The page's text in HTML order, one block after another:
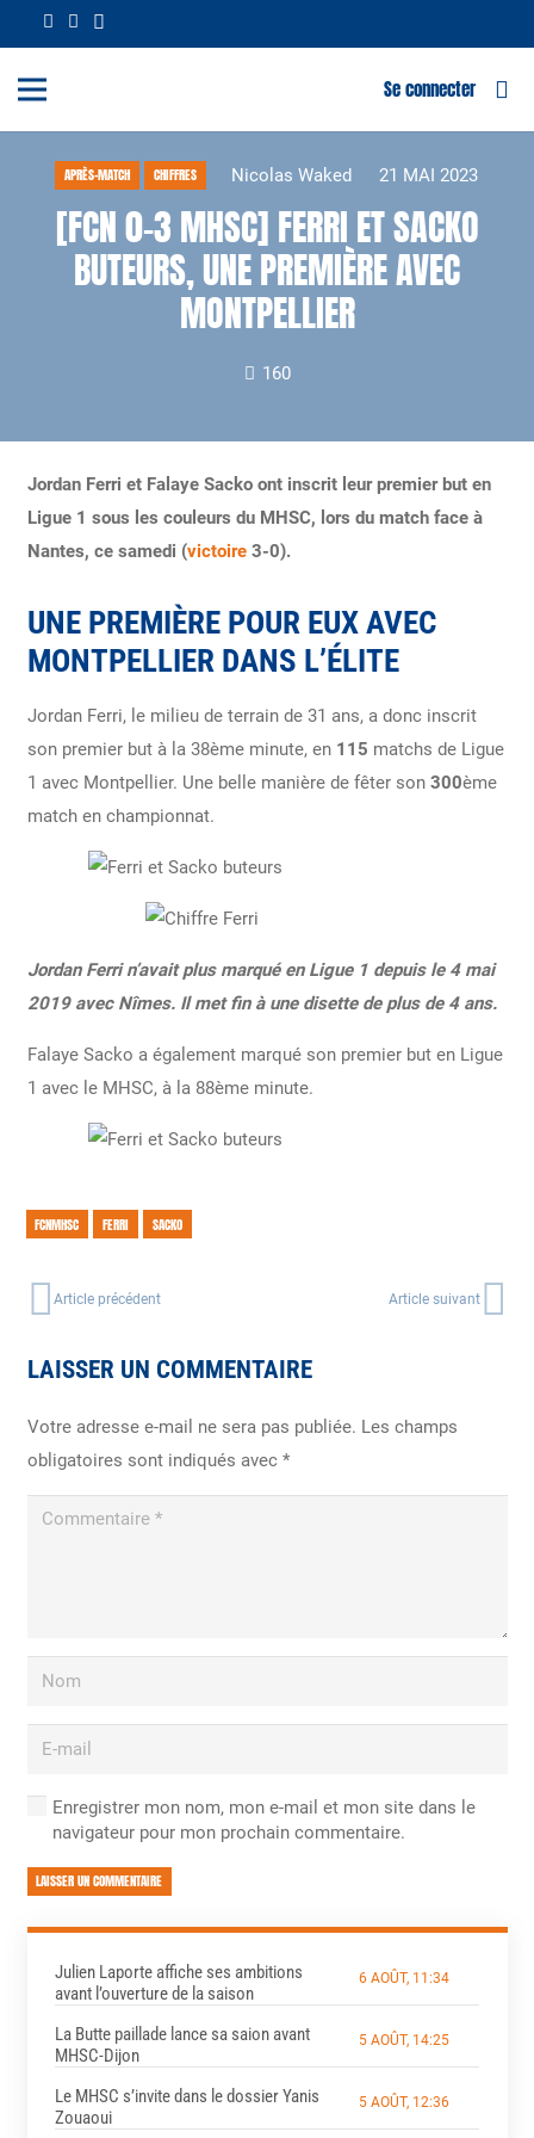
Se connecter
APRÈS-MATCH CHIFFRES Nicolas Waked 21 MAI 2023
[FCN 0-3 MHSC] FERRI ET SACKO
BUTEURS, UNE PREMIÈRE AVEC
MONTPELLIER
160
Jordan Ferri et Falaye Sacko ont inscrit leur premier but en
Ligue 1 sous les couleurs du MHSC, lors du match face à
Nantes, ce samedi (victoire3-0).
UNE PREMIÈRE POUR EUX AVEC
MONTPELLIER DANS L’ÉLITE
Jordan Ferri, le milieu de terrain de 31 ans, a donc inscrit
son premier but à la 38ème minute, en 115 matchs de Ligue
1 avec Montpellier. Une belle manière de fêter son 300ème
match en championnat.
Jordan Ferri n’avait plus marqué en Ligue 1 depuis le 4 mai
2019 avec Nîmes. Il met fin à une disette de plus de 4 ans.
Falaye Sacko a également marqué son premier but en Ligue
1 avec le MHSC, à la 88ème minute.
FCNMHSC FERRI SACKO
Article précédent Article suivant
LAISSER UN COMMENTAIRE
Votre adresse e-mail ne sera pas publiée. Les champs
obligatoires sont indiqués avec *
Enregistrer mon nom, mon e-mail et mon site dans le
navigateur pour mon prochain commentaire.
LAISSER UN COMMENTAIRE
Julien Laporte affiche ses ambitions
avant l’ouverture de la saison
6 AOÛT, 11:34
La Butte paillade lance sa saion avant
MHSC-Dijon
5 AOÛT, 14:25
Le MHSC s’invite dans le dossier Yanis
Zouaoui
5 AOÛT, 12:36